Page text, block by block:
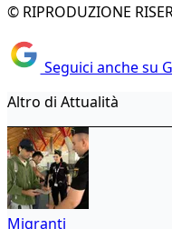
© RIPRODUZIONE
Seguici anche su
Altro di Attualità
Migranti